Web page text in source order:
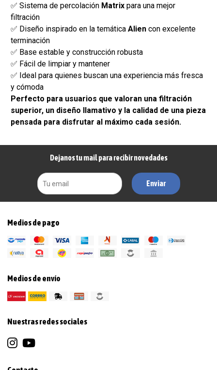
✅ Sistema de percolación Matrix para una mejor
filtración
✅ Diseño inspirado en la temáticaAlien con excelente
terminación
✅ Base estable y construcción robusta
✅ Fácil de limpiar y mantener
✅ Ideal para quienes buscan una experiencia más fresca
y cómoda
Perfecto para usuarios que valoran una filtración
superior, un diseño llamativo y la calidad de una pieza
pensada para disfrutar al máximo cada sesión.
Dejanos tu mail para recibir novedades
Enviar
Medios de pago
Medios de envío
Nuestras redes sociales